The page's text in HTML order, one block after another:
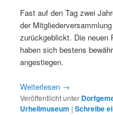
Fast auf den Tag zwei
der
zurückgeblickt. Die neuen
haben sich bestens
angestiegen.
Weiterlesen →
Veröffentlicht unter
Urhellmuseum |Schreibe